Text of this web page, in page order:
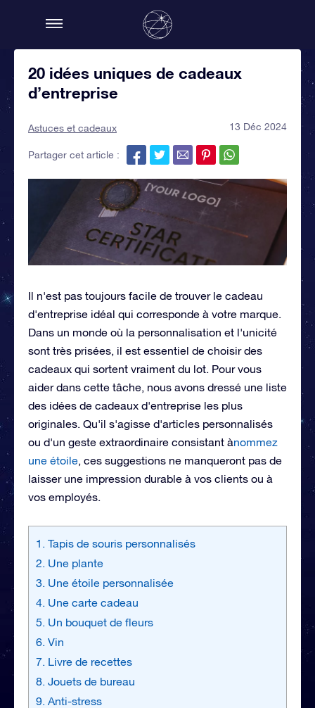
20 idées uniques de cadeaux
d’entreprise
Astuces et cadeaux 13 Déc 2024
Partager cet article :
Il n'est pas toujours facile de trouver le cadeau
d'entreprise idéal qui corresponde à votre marque.
Dans un monde où la personnalisation et l'unicité
sont très prisées, il est essentiel de choisir des
cadeaux qui sortent vraiment du lot. Pour vous
aider dans cette tâche, nous avons dressé une liste
des idées de cadeaux d'entreprise les plus
originales. Qu'il s'agisse d'articles personnalisés
ou d'un geste extraordinaire consistant ànommez
une étoile, ces suggestions ne manqueront pas de
laisser une impression durable à vos clients ou à
vos employés.
1. Tapis de souris personnalisés
2. Une plante
3. Une étoile personnalisée
4. Une carte cadeau
5. Un bouquet de fleurs
6. Vin
7. Livre de recettes
8. Jouets de bureau
9. Anti-stress